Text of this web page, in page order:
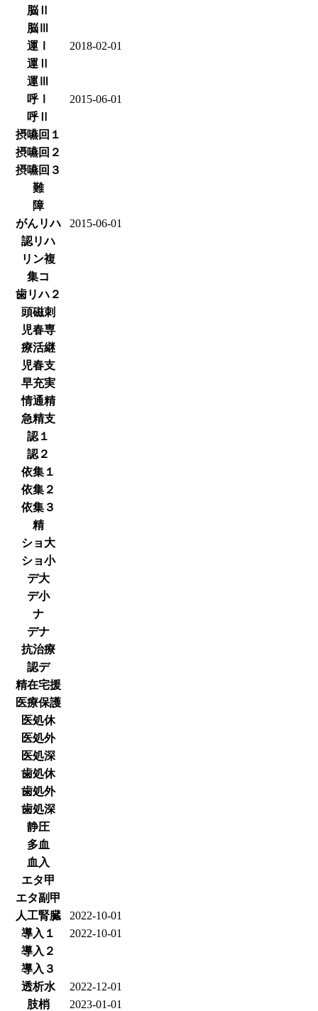
脳Ⅱ
脳Ⅲ
運Ⅰ
2018-02-01
運Ⅱ
運Ⅲ
呼Ⅰ
2015-06-01
呼Ⅱ
摂嚥回１
摂嚥回２
摂嚥回３
難
障
がんリハ
2015-06-01
認リハ
リン複
集コ
歯リハ２
頭磁刺
児春専
療活継
児春支
早充実
情通精
急精支
認１
認２
依集１
依集２
依集３
精
ショ大
ショ小
デ大
デ小
ナ
デナ
抗治療
認デ
精在宅援
医療保護
医処休
医処外
医処深
歯処休
歯処外
歯処深
静圧
多血
血入
エタ甲
エタ副甲
人工腎臓
2022-10-01
導入１
2022-10-01
導入２
導入３
透析水
2022-12-01
肢梢
2023-01-01